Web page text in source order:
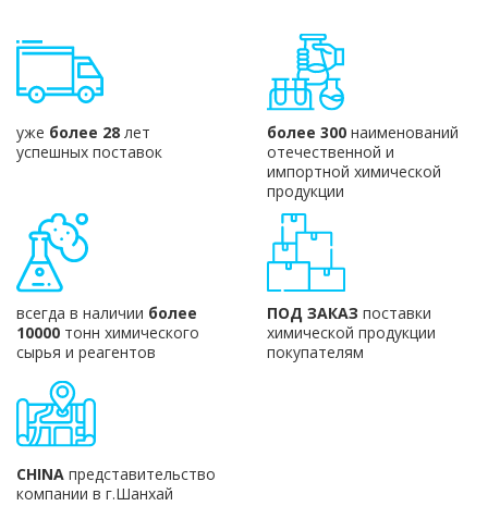
уже более 28 лет
успешных поставок
более 300наименований
отечественной и
импортной химической
продукции
всегда в наличии более
10000 тонн химического
сырья и реагентов
ПОД ЗАКАЗ поставки
химической продукции
покупателям
CHINA представительство
компании в г.Шанхай